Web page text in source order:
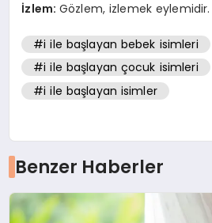
İzlem:Gözlem, izlemek eylemidir.
#i ile başlayan bebek isimleri
#i ile başlayan çocuk isimleri
#i ile başlayan isimler
Benzer Haberler